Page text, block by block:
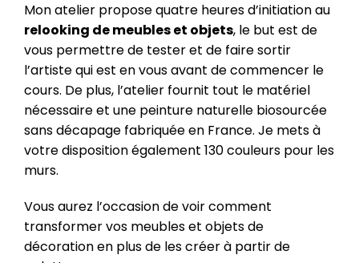
Mon atelier propose quatre heures d’initiation au
relooking de meubles et objets, le but est de
vous permettre de tester et de faire sortir
l’artiste qui est en vous avant de commencer le
cours. De plus, l’atelier fournit tout le matériel
nécessaire et une peinture naturelle biosourcée
sans décapage fabriquée en France. Je mets à
votre disposition également 130 couleurs pour les
murs.
Vous aurez l’occasion de voir comment
transformer vos meubles et objets de
décoration en plus de les créer à partir de